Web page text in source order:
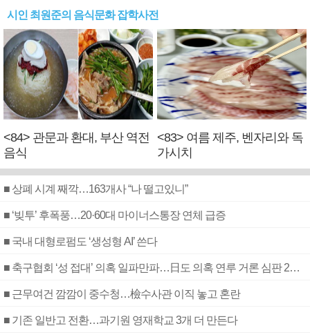
시인 최원준의 음식문화 잡학사전
<84> 관문과 환대, 부산 역전
음식
<83> 여름 제주, 벤자리와 독
가시치
■ 상폐 시계 째깍…163개사 “나 떨고있니”
■ ‘빚투’ 후폭풍…20·60대 마이너스통장 연체 급증
■ 국내 대형로펌도 ‘생성형 AI’ 쓴다
■ 축구협회 ‘성 접대’ 의혹 일파만파…日도 의혹 연루 거론 심판 2명 조사
■ 근무여건 깜깜이 중수청…檢수사관 이직 놓고 혼란
■ 기존 일반고 전환…과기원 영재학교 3개 더 만든다